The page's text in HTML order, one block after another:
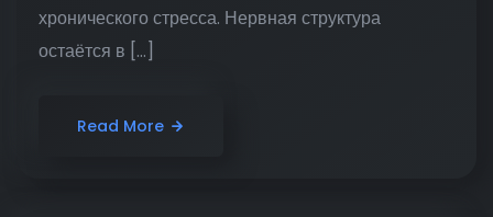
хронического стресса. Нервная структура
остаётся в […]
Read More